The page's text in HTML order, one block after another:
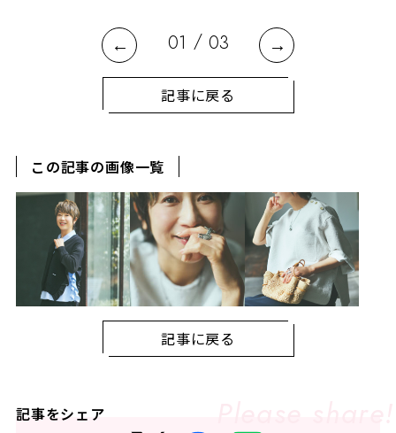
01 / 03
記事に戻る
この記事の画像一覧
記事に戻る
記事をシェア